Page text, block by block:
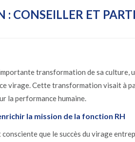
: CONSEILLER ET
transformation de sa culture,
virage. Cette transformation visait à
la performance humaine.
la mission de la fonction RH
que le succès du virage